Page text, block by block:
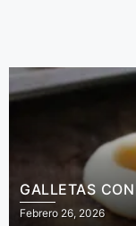
GALLETAS
Febrero 26, 2026